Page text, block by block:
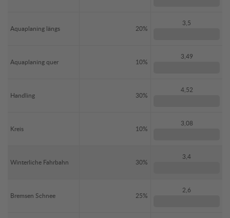
Aquaplaning längs 20%
3,5
Aquaplaning quer 10%
3,49
Handling 30%
4,52
Kreis 10%
3,08
Winterliche Fahrbahn 30%
3,4
Bremsen Schnee 25%
2,6